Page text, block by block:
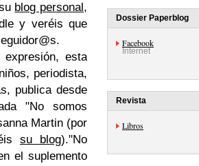
blog personal,
y veréis que
esta
periodista,
publica desde
"No somos
Martin (por
su blog)."No
el suplemento
Dossier Paperblog
Facebook
Internet
Revista
Libros